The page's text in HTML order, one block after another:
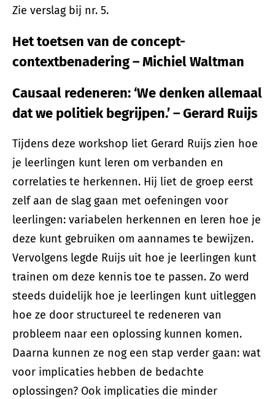
Zie verslag bij nr. 5.
Het toetsen van de concept-
contextbenadering – Michiel Waltman
Causaal redeneren: ‘We denken allemaal
dat we politiek begrijpen.’ – Gerard Ruijs
Tijdens deze workshop liet Gerard Ruijs zien hoe
je leerlingen kunt leren om verbanden en
correlaties te herkennen. Hij liet de groep eerst
zelf aan de slag gaan met oefeningen voor
leerlingen: variabelen herkennen en leren hoe je
deze kunt gebruiken om aannames te bewijzen.
Vervolgens legde Ruijs uit hoe je leerlingen kunt
trainen om deze kennis toe te passen. Zo werd
steeds duidelijk hoe je leerlingen kunt uitleggen
hoe ze door structureel te redeneren van
probleem naar een oplossing kunnen komen.
Daarna kunnen ze nog een stap verder gaan: wat
voor implicaties hebben de bedachte
oplossingen? Ook implicaties die minder